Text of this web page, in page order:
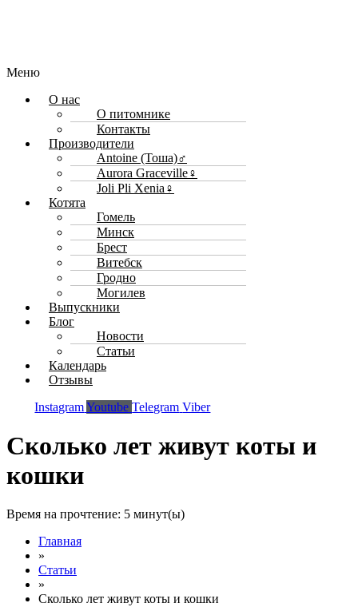
Меню
О нас
О питомнике
Контакты
Производители
Antoine (Тоша)♂
Aurora Graceville♀
Joli Pli Xenia♀
Котята
Гомель
Минск
Брест
Витебск
Гродно
Могилев
Выпускники
Блог
Новости
Статьи
Календарь
Отзывы
Instagram Youtube Telegram Viber
Сколько лет живут коты и
кошки
Время на прочтение: 5 минут(ы)
Главная
»
Статьи
»
Сколько лет живут коты и кошки